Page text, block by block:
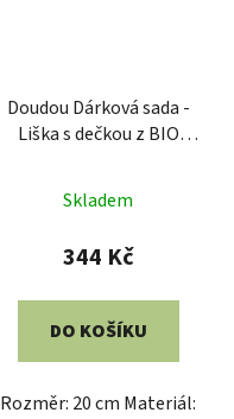
Doudou Dárková sada -
Liška s dečkou z BIO
Skladem
344 Kč
DO KOŠÍKU
Rozměr: 20 cm Materiál: